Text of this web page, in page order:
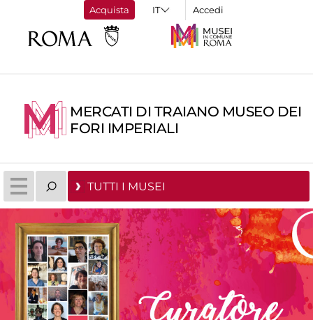
Acquista Accedi
MERCATI DI TRAIANO MUSEO DEI
FORI IMPERIALI
TUTTI I MUSEI